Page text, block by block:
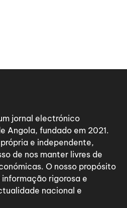
jornal electrónico
Angola, fundado em 2021.
e independente,
de nos manter livres de
O nosso propósito
rigorosa e
nacional e